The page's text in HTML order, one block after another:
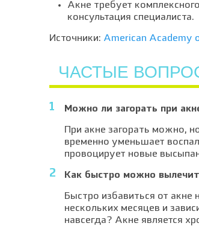
Акне требует
консультация специалиста.
Источники: American Academy
ЧАСТЫЕ
Можно ли загорать при
При акне загорать можно,
временно уменьшает
провоцирует новые
Как быстро можно
Быстро избавиться от
нескольких месяцев и
навсегда? Акне является